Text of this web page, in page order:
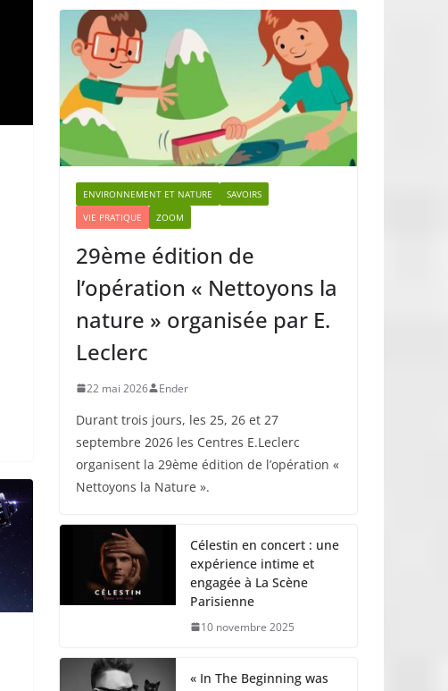
ENVIRONNEMENT ET NATURE
SAVOIRS
VIE PRATIQUE
ZOOM
29ème édition de
l’opération « Nettoyons la
nature » organisée par E.
Leclerc
22 mai 2026 Ender
Durant trois jours, les 25, 26 et 27
septembre 2026 les Centres E.Leclerc
organisent la 29ème édition de l’opération «
Nettoyons la Nature ».
Célestin en concert : une
expérience intime et
engagée à La Scène
Parisienne
10 novembre 2025
« In The Beginning was